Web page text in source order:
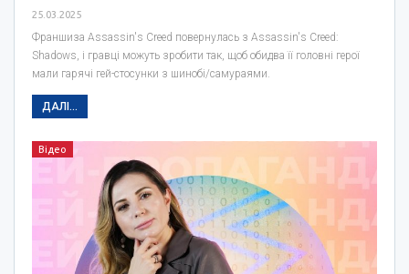
25.03.2025
Франшиза Assassin's Creed повернулась з Assassin's Creed:
Shadows, і гравці можуть зробити так, щоб обидва її головні герої
мали гарячі гей-стосунки з шинобі/самураями.
ДАЛІ...
Відео